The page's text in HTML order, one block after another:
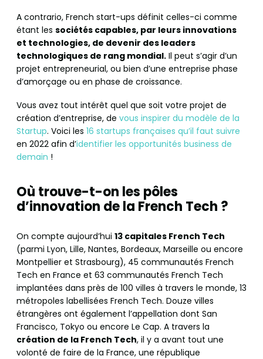
A contrario, French start-ups définit celles-ci comme
étant les sociétés capables, par leurs innovations
et technologies, de devenir des leaders
technologiques de rang mondial. Il peut s’agir d’un
projet entrepreneurial, ou bien d’une entreprise phase
d’amorçage ou en phase de croissance.
Vous avez tout intérêt quel que soit votre projet de
création d’entreprise, de vous inspirer du modèle de la
Startup. Voici les 16 startups françaises qu’il faut suivre
en 2022 afin d’identifier les opportunités business de
demain !
Où trouve-t-on les pôles
d’innovation de la French Tech ?
On compte aujourd’hui 13 capitales French Tech
(parmi Lyon, Lille, Nantes, Bordeaux, Marseille ou encore
Montpellier et Strasbourg), 45 communautés French
Tech en France et 63 communautés French Tech
implantées dans près de 100 villes à travers le monde, 13
métropoles labellisées French Tech. Douze villes
étrangères ont également l’appellation dont San
Francisco, Tokyo ou encore Le Cap. A travers la
création de la French Tech, il y a avant tout une
volonté de faire de la France, une république